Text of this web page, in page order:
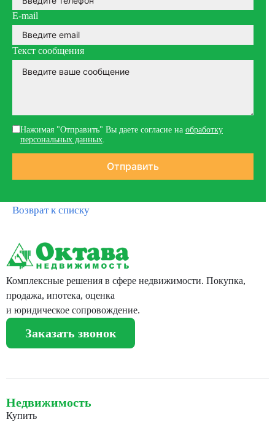
E-mail
Текст сообщения
Нажимая "Отправить" Вы даете согласие на обработку
персональных данных
Возврат к списку
Комплексные решения в сфере недвижимости. Покупка,
продажа, ипотека, оценка
и юридическое сопровождение.
Заказать звонок
Недвижимость
Купить